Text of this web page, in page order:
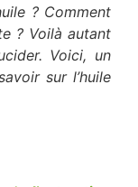
? Comment
? Voilà autant
Voici, un
sur l’huile